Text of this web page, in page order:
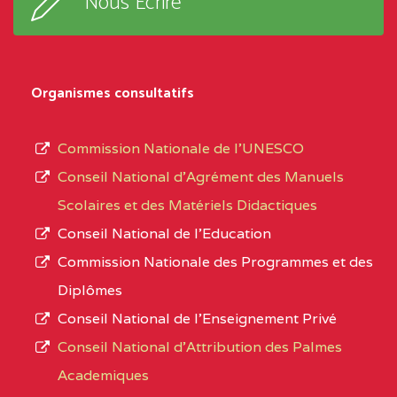
D'ENSEIGNEMENT
PROFESSIONNEL
(CEGEP) STE FOI BP
:4740 YAOUNDE
CENTRE
COLLEGE PANAFRICAIN
DE L'EXCELLENCE BP
CENTRE
COLLEGE PRIVE
type
L’offre
d’éducation
de
Organismes consultatifs
Commission Nationale de l’UNESCO
Conseil National d’Agrément des Manuels
Scolaires et des Matériels Didactiques
Conseil National de l’Education
Commission Nationale des Programmes et des
Diplômes
Conseil National de l’Enseignement Privé
Conseil National d'Attribution des Palmes
Academiques